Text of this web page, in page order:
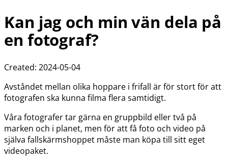
Kan jag och min vän dela på
en fotograf?
Created: 2024-05-04
Avståndet mellan olika hoppare i frifall är för stort för att
fotografen ska kunna filma flera samtidigt.
Våra fotografer tar gärna en gruppbild eller två på
marken och i planet, men för att få foto och video på
själva fallskärmshoppet måste man köpa till sitt eget
videopaket.